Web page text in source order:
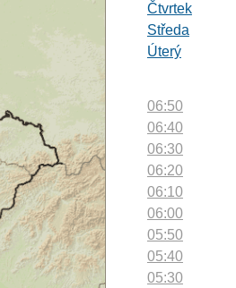
Čtvrtek
Středa
Úterý
06:50
06:40
06:30
06:20
06:10
06:00
05:50
05:40
05:30